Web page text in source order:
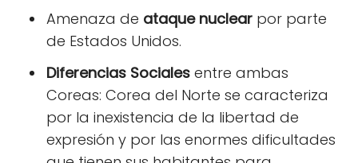
Amenaza de ataque nuclear por parte
de Estados Unidos.
Diferencias Sociales entre ambas
Coreas: Corea del Norte se caracteriza
por la inexistencia de la libertad de
expresión y por las enormes dificultades